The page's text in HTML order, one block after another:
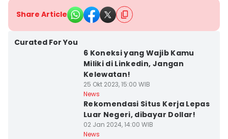
Share Article
Curated For You
6 Koneksi yang Wajib Kamu
Miliki di Linkedin, Jangan
Kelewatan!
25 Okt 2023, 15:00 WIB
News
Rekomendasi Situs Kerja Lepas
Luar Negeri, dibayar Dollar!
02 Jan 2024, 14:00 WIB
News